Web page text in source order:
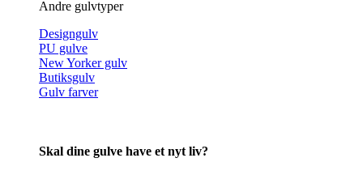
Andre gulvtyper
Designgulv
PU gulve
New Yorker gulv
Butiksgulv
Gulv farver
Skal dine gulve have et nyt liv?